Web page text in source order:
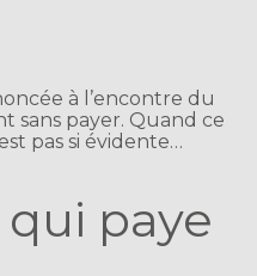
à l’encontre du
sans payer. Quand ce
pas si évidente…
paye